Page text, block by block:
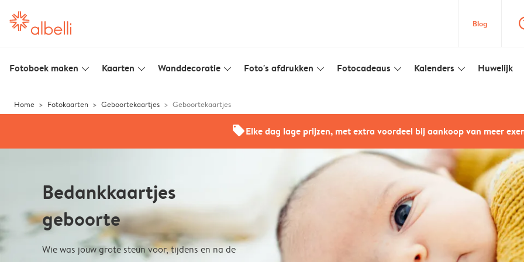
Blog
Fotoboek maken slim_arrow_down Kaarten slim_arrow_down Wanddecoratie slim_arrow_down Foto's afdrukken slim_arrow_down Fotocadeaus slim_arrow_down Kalenders slim_arrow_down Huwelijk
Home Fotokaarten Geboortekaartjes Geboortekaartjes
offersElke dag lage prijzen, met extra voordeel bij aankoop van meer
Bedankkaartjes
geboorte
Wie was jouw grote steun voor, tijdens en na de